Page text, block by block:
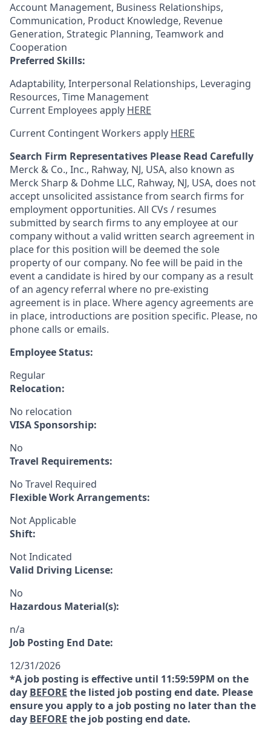
Account Management, Business Relationships,
Communication, Product Knowledge, Revenue
Generation, Strategic Planning, Teamwork and
Cooperation
Preferred Skills:
Adaptability, Interpersonal Relationships, Leveraging
Resources, Time Management
Current Employees apply HERE
Current Contingent Workers apply HERE
Search Firm Representatives Please Read Carefully
Merck & Co., Inc., Rahway, NJ, USA, also known as
Merck Sharp & Dohme LLC, Rahway, NJ, USA, does not
accept unsolicited assistance from search firms for
employment opportunities. All CVs / resumes
submitted by search firms to any employee at our
company without a valid written search agreement in
place for this position will be deemed the sole
property of our company. No fee will be paid in the
event a candidate is hired by our company as a result
of an agency referral where no pre-existing
agreement is in place. Where agency agreements are
in place, introductions are position specific. Please, no
phone calls or emails.
Employee Status:
Regular
Relocation:
No relocation
VISA Sponsorship:
No
Travel Requirements:
No Travel Required
Flexible Work Arrangements:
Not Applicable
Shift:
Not Indicated
Valid Driving License:
No
Hazardous Material(s):
n/a
Job Posting End Date:
12/31/2026
*A job posting is effective until 11:59:59PM on the
day BEFORE the listed job posting end date. Please
ensure you apply to a job posting no later than the
day BEFORE the job posting end date.